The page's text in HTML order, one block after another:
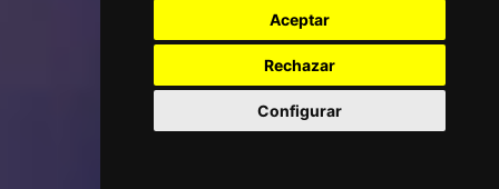
Aceptar
Rechazar
Configurar